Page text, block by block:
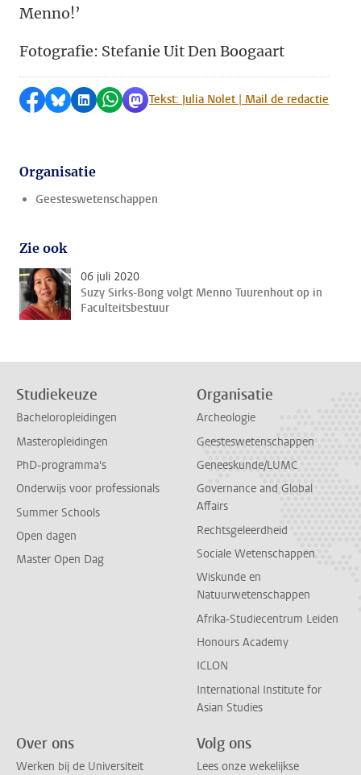
Menno!’
Fotografie: Stefanie Uit Den Boogaart
Delen op Facebook
Delen via Bluesky
Delen op LinkedIn
Delen via WhatsApp
Delen via Mastodon
Tekst: Julia Nolet | Mail de redactie
Organisatie
Geesteswetenschappen
Zie ook
06 juli 2020
Suzy Sirks-Bong volgt Menno Tuurenhout op in
Faculteitsbestuur
Studiekeuze
Bacheloropleidingen
Masteropleidingen
PhD-programma's
Onderwijs voor professionals
Summer Schools
Open dagen
Master Open Dag
Organisatie
Archeologie
Geesteswetenschappen
Geneeskunde/LUMC
Governance and Global
Affairs
Rechtsgeleerdheid
Sociale Wetenschappen
Wiskunde en
Natuurwetenschappen
Afrika-Studiecentrum Leiden
Honours Academy
ICLON
International Institute for
Asian Studies
Over ons
Werken bij de Universiteit
Volg ons
Lees onze wekelijkse